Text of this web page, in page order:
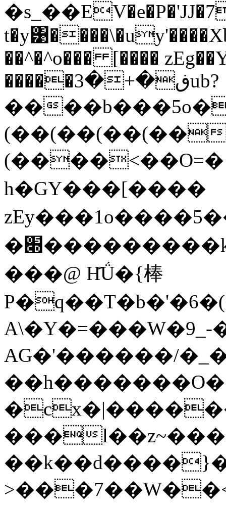
��^�^o��� [����
�����ڧ�+�3ub?
��
(��(��(��(��
(����<��O=�
h�GY��� [����
�׍���������k�������j�V�>��տ�7���su�j�g�{���su�G�hʯ�Ģ�+S0��(��(��(��(��(��(��(��(�����j�(8� 4TQ˃�¦*#�((��:�@R�
���@ H҄Ǘ�{棒
AG�'������/
���